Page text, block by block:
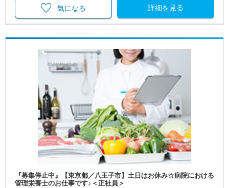
詳細を見る
気になる
『募集停止中』【東京都／八王子市】土日はお休み☆病院における
管理栄養士のお仕事です♪＜正社員＞